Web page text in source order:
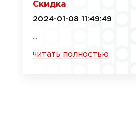
Скидка
2024-01-08 11:49:49
читать полностью